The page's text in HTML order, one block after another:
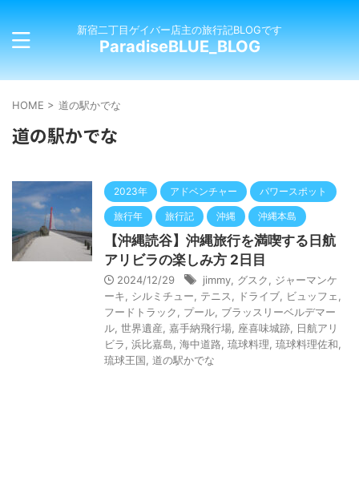
新宿二丁目ゲイバー店主の旅行記BLOGです
ParadiseBLUE_BLOG
HOME > 道の駅かでな
道の駅かでな
2023年 アドベンチャー パワースポット
旅行年 旅行記 沖縄 沖縄本島
【沖縄読谷】沖縄旅行を満喫する日航
アリビラの楽しみ方 2日目
2024/12/29 jimmy グスク
ジャーマンケ
ーキ
シルミチュー テニス ドライブ ビュッフェ
フードトラック
プール ブラッスリーベルデマー
ル 世界遺産 嘉手納飛行場 座喜味城跡
日航アリ
ビラ
浜比嘉島 海中道路 琉球料理 琉球料理佐和
琉球王国 道の駅かでな